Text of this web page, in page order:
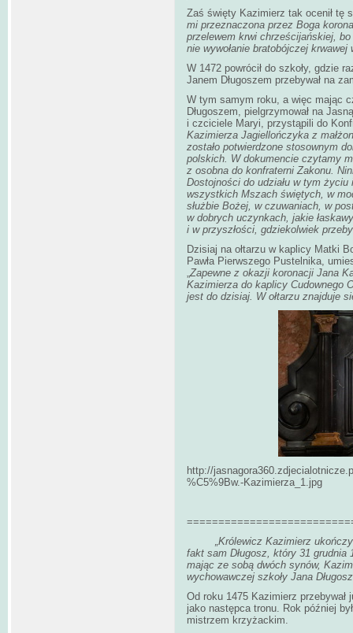
Zaś święty Kazimierz tak ocenił tę
mi przeznaczona przez Boga
przelewem krwi chrześcijańskiej,
nie wywołanie bratobójczej krwawej
W 1472 powrócił do szkoły, gdzie
Janem Długoszem przebywał na
W tym samym roku, a więc mając
Długoszem, pielgrzymował na
i czciciele Maryi, przystąpili do
Kazimierza Jagiellończyka z
zostało potwierdzone stosownym
polskich. W dokumencie czytamy
z osobna do konfraterni Zakonu.
Dostojności do udziału w tym życiu
wszystkich Mszach świętych, w
służbie Bożej, w czuwaniach, w
w dobrych uczynkach, jakie
i w przyszłości, gdziekolwiek
Dzisiaj na ołtarzu w kaplicy Matki
Pawła Pierwszego Pustelnika,
„Zapewne z okazji koronacji Jana
Kazimierza do kaplicy Cudownego
jest do dzisiaj. W ołtarzu znajduje
http://
%C5%9Bw.-Kazimierza_1.jpg
„Królewicz Kazimierz ukończył
fakt sam Długosz, który 31 grudnia
mając ze sobą dwóch synów,
wychowawczej szkoły Jana
Od roku 1475 Kazimierz
jako następca tronu. Rok później
mistrzem krzyżackim.